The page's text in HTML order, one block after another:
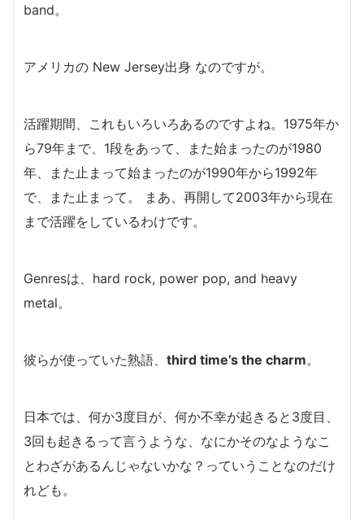
band。
アメリカの New Jersey出身 なのですが。
活躍期間、これもいろいろあるのですよね。1975年か
ら79年まで、1段をあって、また始まったのが1980
年、また止まって始まったのが1990年から1992年
で、また止まって。 まあ、再開して2003年から現在
まで活躍をしているわけです。
Genresは、hard rock, power pop, and heavy
metal。
彼らが使っていた熟語、 third time’s the charm。
日本では、何か3度目が、何か不幸が起きると3度目、
3回も起きるって言うような、なにかそのなようなこ
とわざがあるんじゃないかな？っていうことなのだけ
れども。